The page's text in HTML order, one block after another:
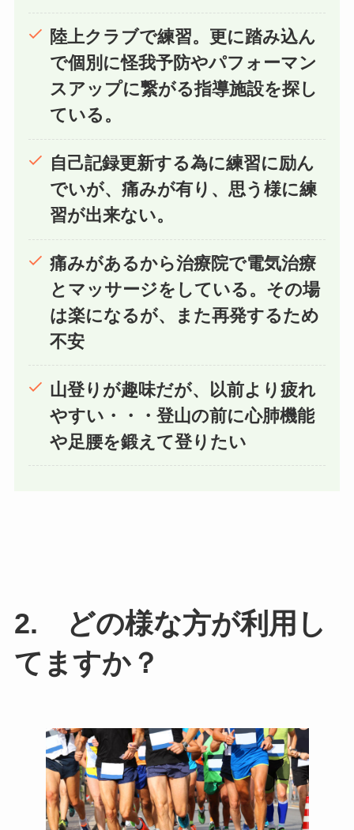
陸上クラブで練習。更に踏み込ん
で個別に怪我予防やパフォーマン
スアップに繋がる指導施設を探し
ている。
自己記録更新する為に練習に励ん
でいが、痛みが有り、思う様に練
習が出来ない。
痛みがあるから治療院で電気治療
とマッサージをしている。その場
は楽になるが、また再発するため
不安
山登りが趣味だが、以前より疲れ
やすい・・・登山の前に心肺機能
や足腰を鍛えて登りたい
2. どの様な方が利用し
てますか？